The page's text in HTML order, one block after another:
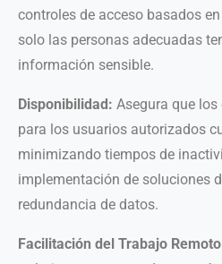
controles de acceso basados
solo las personas adecuadas
información sensible.
Disponibilidad: Asegura que
para los usuarios autorizados
minimizando tiempos de
implementación de soluciones
redundancia de datos.
Facilitación del Trabajo